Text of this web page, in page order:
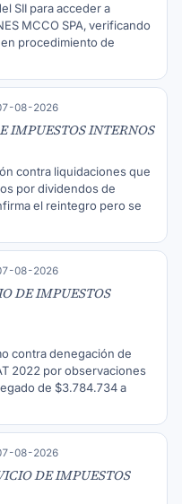
SII para acceder a
MCCO SPA, verificando
procedimiento de
08-2026
IMPUESTOS INTERNOS
contra liquidaciones que
por dividendos de
el reintegro pero se
08-2026
DE IMPUESTOS
contra denegación de
2022 por observaciones
de $3.784.734 a
08-2026
DE IMPUESTOS